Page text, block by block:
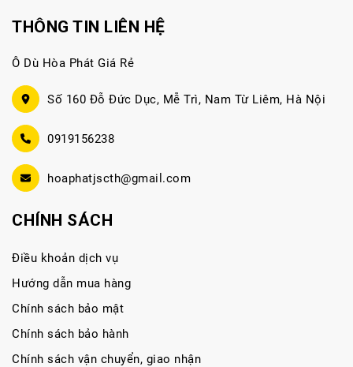
THÔNG TIN LIÊN HỆ
Ô Dù Hòa Phát Giá Rẻ
Số 160 Đỗ Đức Dục, Mễ Trì, Nam Từ Liêm, Hà Nội
0919156238
hoaphatjscth@gmail.com
CHÍNH SÁCH
Điều khoản dịch vụ
Hướng dẫn mua hàng
Chính sách bảo mật
Chính sách bảo hành
Chính sách vận chuyển, giao nhận